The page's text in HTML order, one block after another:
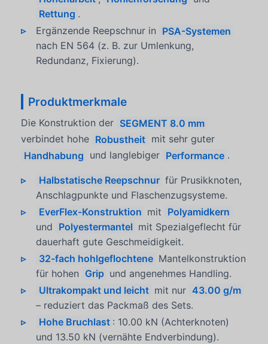
Rettung .
Ergänzende Reepschnur in PSA-Systemen
nach EN 564 (z. B. zur Umlenkung,
Redundanz, Fixierung).
Produktmerkmale
Die Konstruktion der SEGMENT 8.0 mm
verbindet hohe Robustheit mit sehr guter
Handhabung und langlebiger Performance .
Halbstatische Reepschnur für Prusikknoten,
Anschlagpunkte und Flaschenzugsysteme.
EverFlex-Konstruktion mit Polyamidkern
und Polyestermantel mit Spezialgeflecht für
dauerhaft gute Geschmeidigkeit.
32-fach hohlgeflochtene Mantelkonstruktion
für hohen Grip und angenehmes Handling.
Ultrakompakt und leicht mit nur 43.00 g/m
– reduziert das Packmaß des Sets.
Hohe Bruchlast : 10.00 kN (Achterknoten)
und 13.50 kN (vernähte Endverbindung).